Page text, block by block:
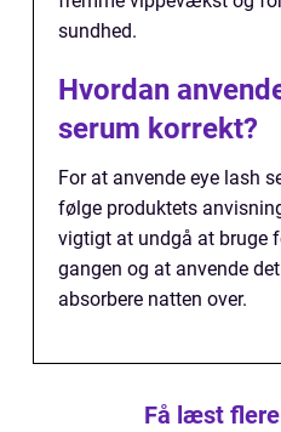
sundhed.
Hvordan
serum korrekt?
For at anvende eye lash
følge produktets
vigtigt at undgå at bruge
gangen og at anvende
absorbere natten over.
Få læst